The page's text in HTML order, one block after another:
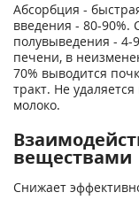
Абсорбция -
введения - 80-90%.
полувыведения - 4-
печени, в
70% выводится
тракт. Не
молоко.
веществами
Снижает